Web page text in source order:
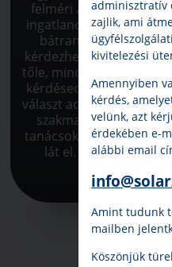
felméri az
ingatlanod,
bátran
kérdezhetsz
tőle, minden
kérdésedre
választ ad és
szakmai
tanácsokkal
lát el.
tervezzük
meg a
panelek
pontos
tervet
készítünk.
adminisztratív
zajlik, ami
kivitelezési
Amennyiben
kérdés,
velünk, azt
érdekében e-
alábbi email
Amint tudunk
mailben
Köszönjük